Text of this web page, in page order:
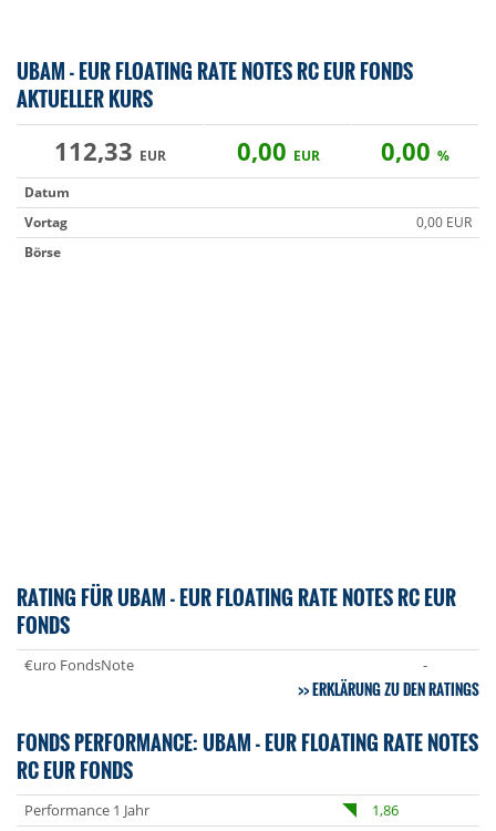
UBAM - EUR FLOATING RATE NOTES RC EUR FONDS
AKTUELLER KURS
112,33 EUR 0,00 EUR 0,00 %
Datum
Vortag
0,00 EUR
Börse
RATING FÜR UBAM - EUR FLOATING RATE NOTES RC EUR
FONDS
€uro FondsNote -
ERKLÄRUNG ZU DEN RATINGS
FONDS PERFORMANCE: UBAM - EUR FLOATING RATE NOTES
RC EUR FONDS
Performance 1 Jahr 1,86